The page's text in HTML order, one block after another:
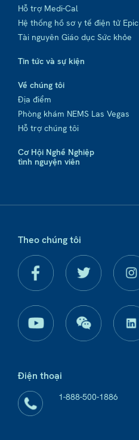
Hỗ trợ Medi-Cal
Hệ thống hồ sơ y tế điện tử Epic
Tài nguyên Giáo dục Sức khỏe
Tin tức và sự kiện
Về chúng tôi
Địa điểm
Phòng khám NEMS Las Vegas
Hỗ trợ chúng tôi
Cơ Hội Nghề Nghiệp
tình nguyện viên
Theo chúng tôi
Điện thoại
1-888-500-1886